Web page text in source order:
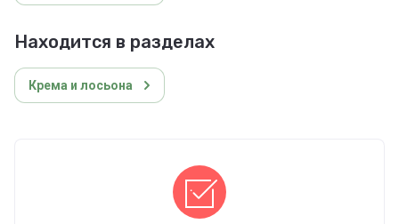
Находится в разделах
Крема и лосьона